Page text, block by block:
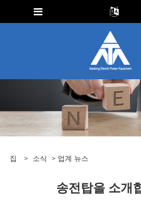
집 > 소식 > 업계 뉴스
송전탑을 소개